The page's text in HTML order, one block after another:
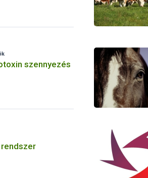
szennyezés
rendszer